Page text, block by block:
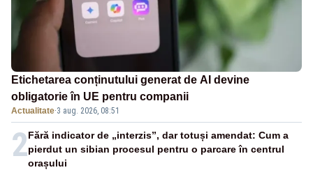
Etichetarea conținutului generat de AI devine
obligatorie în UE pentru companii
Actualitate·3 aug. 2026, 08:51
2Fără indicator de „interzis”, dar totuși amendat: Cum a
pierdut un sibian procesul pentru o parcare în centrul
orașului